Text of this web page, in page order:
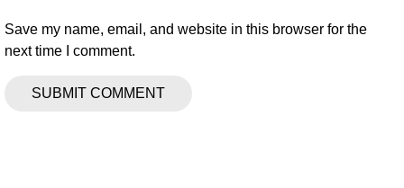
Save my name, email, and website in this browser for the
next time I comment.